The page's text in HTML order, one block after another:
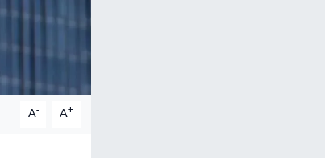
A- A+